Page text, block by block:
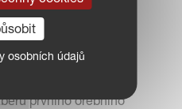
souvrati
prvního orebního
osobních údajů